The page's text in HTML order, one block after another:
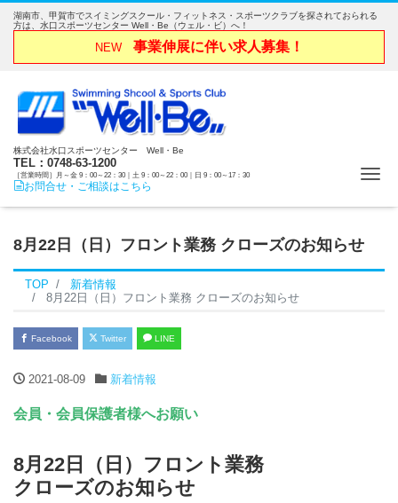
湖南市、甲賀市でスイミングスクール・フィットネス・スポーツクラブを探されておられる
方は、水口スポーツセンター Well・Be（ウェル・ビ）へ！
NEW 事業伸展に伴い求人募集！
株式会社水口スポーツセンター Well・Be
TEL：0748-63-1200
［営業時間］月～金 9：00～22：30｜土 9：00～22：00｜日 9：00～17：30
お問合せ・ご相談はこちら
8月22日（日）フロント業務 クローズのお知らせ
TOP
新着情報
8月22日（日）フロント業務 クローズのお知らせ
Facebook Twitter LINE
2021-08-09 新着情報
会員・会員保護者様へお願い
8月22日（日）フロント業務
クローズのお知らせ